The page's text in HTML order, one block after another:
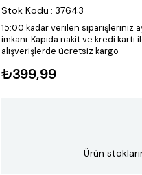
Stok Kodu : 37643
15:00 kadar verilen siparişleriniz
imkanı.Kapıda nakit ve kredi kartı
alışverişlerde ücretsiz kargo
₺399,99
Ürün